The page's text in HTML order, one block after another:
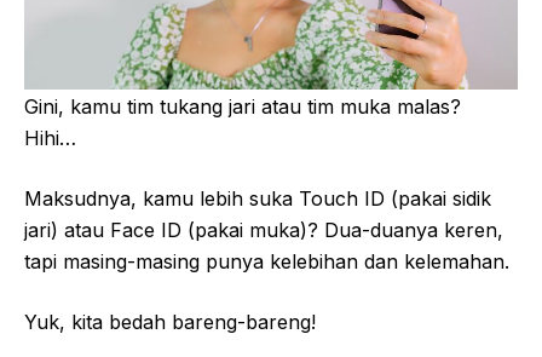
Gini, kamu tim tukang jari atau tim muka malas?
Hihi…
Maksudnya, kamu lebih suka Touch ID (pakai sidik
jari) atau Face ID (pakai muka)? Dua-duanya keren,
tapi masing-masing punya kelebihan dan kelemahan.
Yuk, kita bedah bareng-bareng!